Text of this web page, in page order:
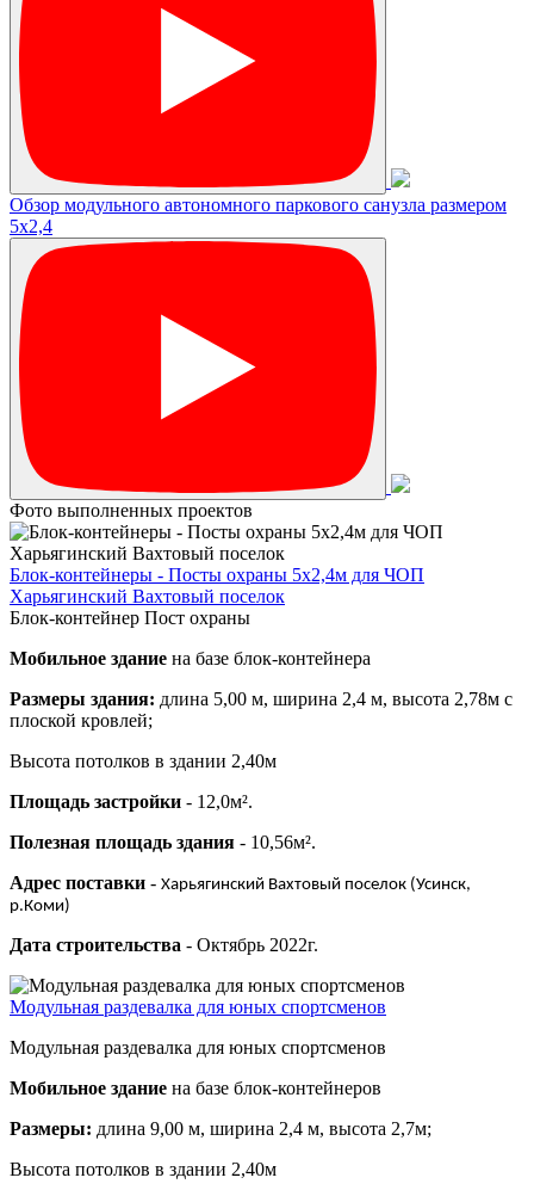
Обзор модульного автономного паркового санузла размером
5х2,4
Фото выполненных проектов
Блок-контейнеры - Посты охраны 5х2,4м для ЧОП
Харьягинский Вахтовый поселок
Блок-контейнер Пост охраны
Мобильное здание на базе блок-контейнера
Размеры здания: длина 5,00 м, ширина 2,4 м, высота 2,78м с
плоской кровлей;
Высота потолков в здании 2,40м
Площадь застройки - 12,0м².
Полезная площадь здания - 10,56м².
Адрес поставки - Харьягинский Вахтовый поселок (Усинск,
р.Коми)
Дата строительства - Октябрь 2022г.
Модульная раздевалка для юных спортсменов
Модульная раздевалка для юных спортсменов
Мобильное здание на базе блок-контейнеров
Размеры: длина 9,00 м, ширина 2,4 м, высота 2,7м;
Высота потолков в здании 2,40м